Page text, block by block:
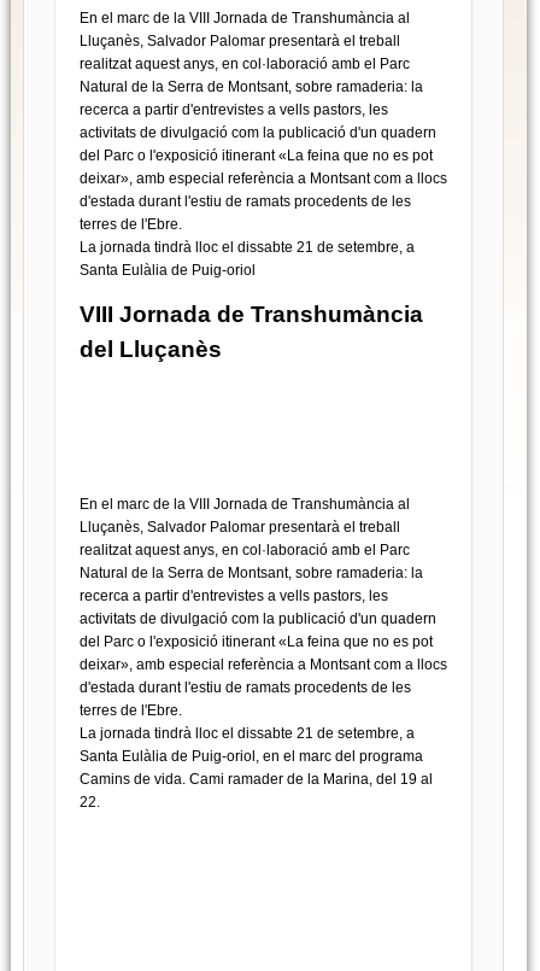
En el marc de la VIII Jornada de Transhumància al
Lluçanès, Salvador Palomar presentarà el treball
realitzat aquest anys, en col·laboració amb el Parc
Natural de la Serra de Montsant, sobre ramaderia: la
recerca a partir d'entrevistes a vells pastors, les
activitats de divulgació com la publicació d'un quadern
del Parc o l'exposició itinerant «La feina que no es pot
deixar», amb especial referència a Montsant com a llocs
d'estada durant l'estiu de ramats procedents de les
terres de l'Ebre.
La jornada tindrà lloc el dissabte 21 de setembre, a
Santa Eulàlia de Puig-oriol
VIII Jornada de Transhumància
del Lluçanès
En el marc de la VIII Jornada de Transhumància al
Lluçanès, Salvador Palomar presentarà el treball
realitzat aquest anys, en col·laboració amb el Parc
Natural de la Serra de Montsant, sobre ramaderia: la
recerca a partir d'entrevistes a vells pastors, les
activitats de divulgació com la publicació d'un quadern
del Parc o l'exposició itinerant «La feina que no es pot
deixar», amb especial referència a Montsant com a llocs
d'estada durant l'estiu de ramats procedents de les
terres de l'Ebre.
La jornada tindrà lloc el dissabte 21 de setembre, a
Santa Eulàlia de Puig-oriol, en el marc del programa
Camins de vida. Cami ramader de la Marina, del 19 al
22.